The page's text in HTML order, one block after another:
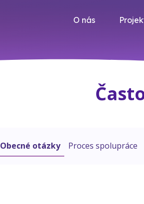
O nás
Obecné otázky Proces spolupráce